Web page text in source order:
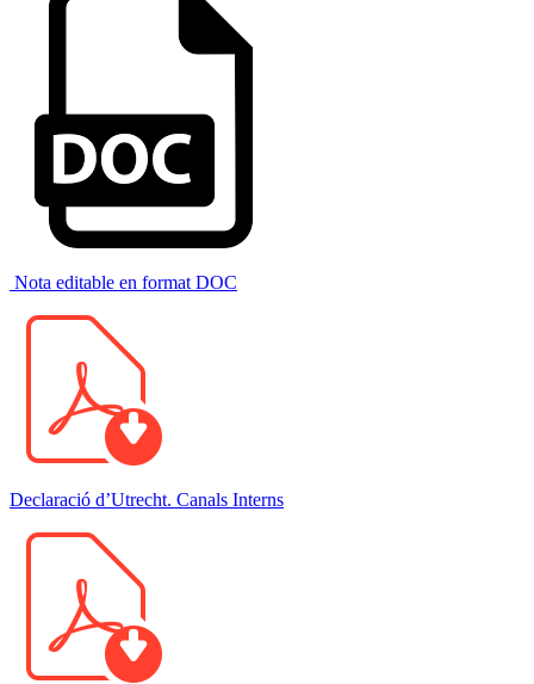
Nota editable en format DOC
Declaració d’Utrecht. Canals Interns